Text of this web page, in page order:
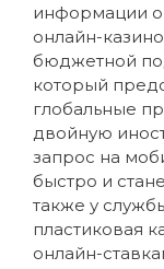
информации о
онлайн-
бюджетной
который
глобальные
двойную
запрос на
быстро и
также у
пластиковая
онлайн-